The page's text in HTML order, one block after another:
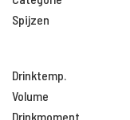
Spijzen
Drinktemp.
Volume
Drinkmoment